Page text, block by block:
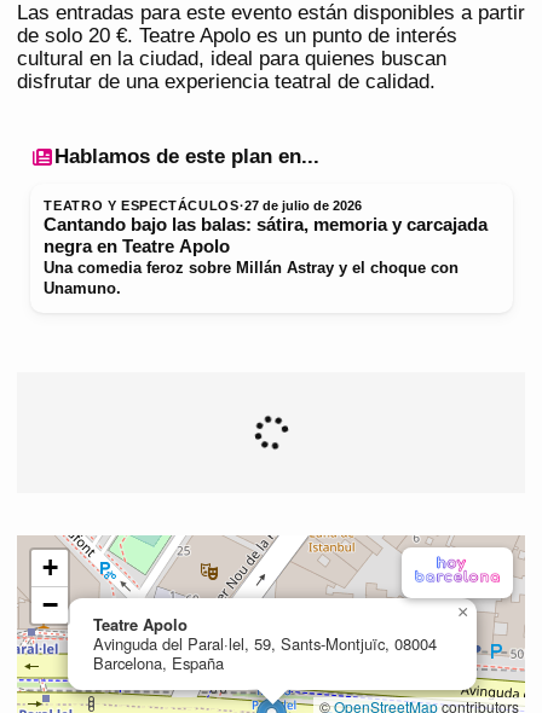
Las entradas para este evento están disponibles a partir
de solo 20 €. Teatre Apolo es un punto de interés
cultural en la ciudad, ideal para quienes buscan
disfrutar de una experiencia teatral de calidad.
Hablamos de este plan en...
TEATRO Y ESPECTÁCULOS·27 de julio de 2026
Cantando bajo las balas: sátira, memoria y carcajada
negra en Teatre Apolo
Una comedia feroz sobre Millán Astray y el choque con
Unamuno.